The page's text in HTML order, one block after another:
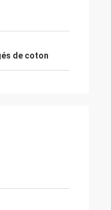
de coton